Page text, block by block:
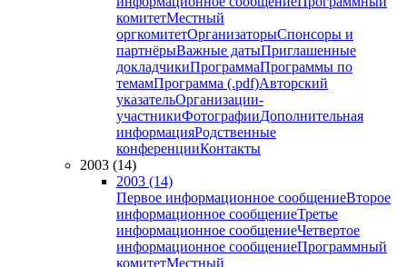
комитетМестный
оргкомитетОрганизаторыСпонсоры и
партнёрыВажные датыПриглашенные
докладчикиПрограммаПрограммы по
темамПрограмма (.pdf)Авторский
указательОрганизации-
участникиФотографииДополнительная
информацияРодственные
конференцииКонтакты
2003 (14)
2003 (14)
Первое информационное сообщениеВторое
информационное сообщениеТретье
информационное сообщениеЧетвертое
информационное сообщениеПрограммный
комитетМестный